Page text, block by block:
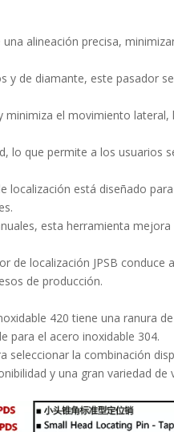
alineación precisa,
y de diamante, este pasador
minimiza el movimiento lateral,
lo que permite a los usuarios
localización está diseñado
esta herramienta mejora
de localización JPSB conduce
de producción.
420 tiene una ranura
para el acero inoxidable 304.
seleccionar la combinación
y una gran variedad de